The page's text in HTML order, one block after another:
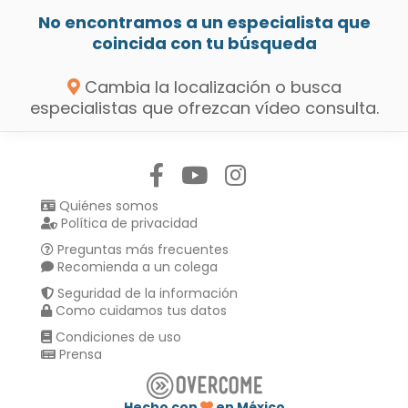
No encontramos a un especialista que
coincida con tu búsqueda
Cambia la localización o busca
especialistas que ofrezcan vídeo consulta.
Quiénes somos
Política de privacidad
Preguntas más frecuentes
Recomienda a un colega
Seguridad de la información
Como cuidamos tus datos
Condiciones de uso
Prensa